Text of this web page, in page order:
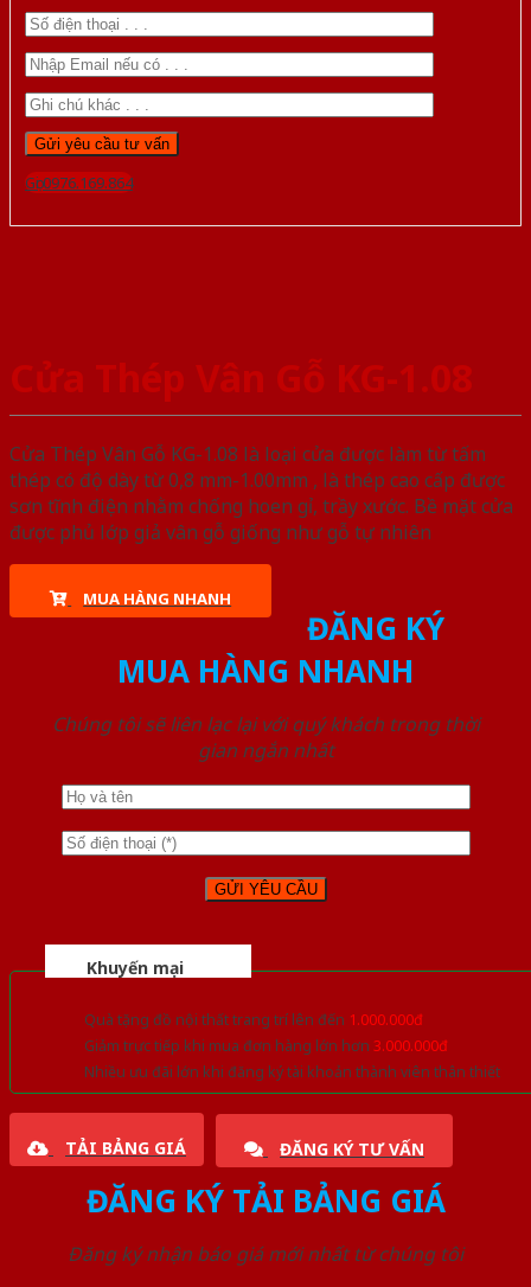
Gọi 0976.169.864
Cửa Thép Vân Gỗ KG-1.08
Cửa Thép Vân Gỗ KG-1.08 là loại cửa được làm từ tấm
thép có độ dày từ 0,8 mm-1.00mm , là thép cao cấp được
sơn tĩnh điện nhằm chống hoen gỉ, trầy xước. Bề mặt cửa
được phủ lớp giả vân gỗ giống như gỗ tự nhiên
MUA HÀNG NHANH
ĐĂNG KÝ
MUA HÀNG NHANH
Chúng tôi sẽ liên lạc lại với quý khách trong thời
gian ngắn nhất
Khuyến mại
Quà tặng đồ nội thất trang trí lên đến 1.000.000đ
Giảm trực tiếp khi mua đơn hàng lớn hơn 3.000.000đ
Nhiều ưu đãi lớn khi đăng ký tài khoản thành viên thân thiết
TẢI BẢNG GIÁ ĐĂNG KÝ TƯ VẤN
ĐĂNG KÝ TẢI BẢNG GIÁ
Đăng ký nhận báo giá mới nhất từ chúng tôi